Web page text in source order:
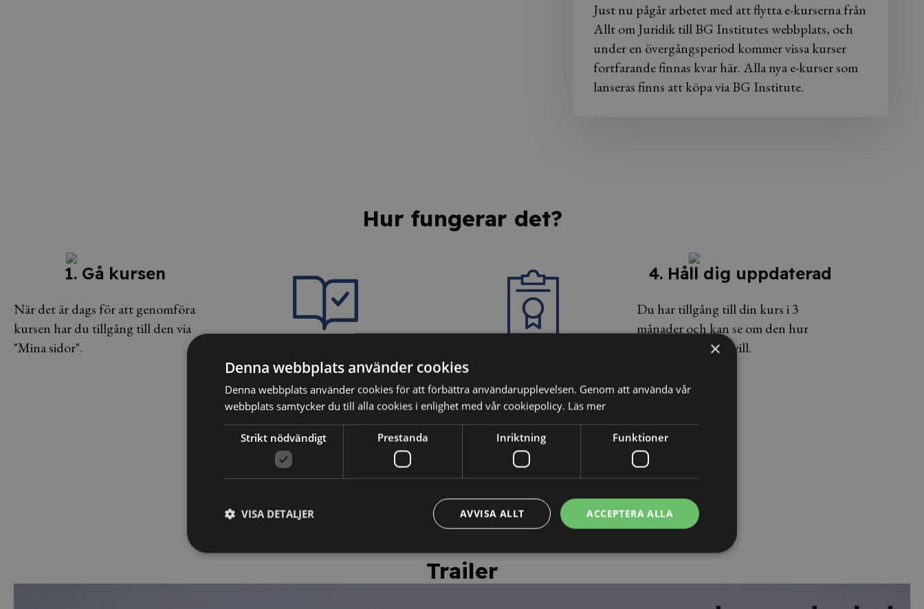
Just nu pågår arbetet med att flytta e-kurserna från
Allt om Juridik till BG Institutes webbplats, och
under en övergångsperiod kommer vissa kurser
fortfarande finnas kvar här. Alla nya e-kurser som
lanseras finns att köpa via BG Institute.
Hur fungerar det?
1. Gå kursen
När det är dags för att genomföra
kursen har du tillgång till den via
"Mina sidor".
2. Testa dina kunskaper
Efter kursen sätter vi dina kunskaper
på prov för att säkerställa att du har
tagit till dig innehållet.
3. Få ditt personliga
intyg
Efter godkänt resultat på
kunskapstestet erhåller du ett
personligt kursintyg.
4. Håll dig uppdaterad
Du har tillgång till din kurs i 3
månader och kan se om den hur
många gånger du vill.
Trailer
×
Denna webbplats använder cookies
Denna webbplats använder cookies för att förbättra användarupplevelsen. Genom att använda vår
webbplats samtycker du till alla cookies i enlighet med vår cookiepolicy. Läs mer
Strikt nödvändigt Prestanda Inriktning Funktioner
ACCEPTERA ALLA
AVVISA ALLT
VISA DETALJER